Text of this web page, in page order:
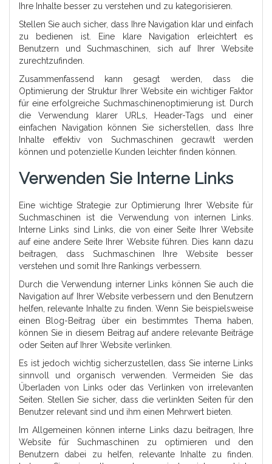
Ihre Inhalte besser zu verstehen und zu kategorisieren.
Stellen Sie auch sicher, dass Ihre Navigation klar und einfach
zu bedienen ist. Eine klare Navigation erleichtert es
Benutzern und Suchmaschinen, sich auf Ihrer Website
zurechtzufinden.
Zusammenfassend kann gesagt werden, dass die
Optimierung der Struktur Ihrer Website ein wichtiger Faktor
für eine erfolgreiche Suchmaschinenoptimierung ist. Durch
die Verwendung klarer URLs, Header-Tags und einer
einfachen Navigation können Sie sicherstellen, dass Ihre
Inhalte effektiv von Suchmaschinen gecrawlt werden
können und potenzielle Kunden leichter finden können.
Verwenden Sie Interne Links
Eine wichtige Strategie zur Optimierung Ihrer Website für
Suchmaschinen ist die Verwendung von internen Links.
Interne Links sind Links, die von einer Seite Ihrer Website
auf eine andere Seite Ihrer Website führen. Dies kann dazu
beitragen, dass Suchmaschinen Ihre Website besser
verstehen und somit Ihre Rankings verbessern.
Durch die Verwendung interner Links können Sie auch die
Navigation auf Ihrer Website verbessern und den Benutzern
helfen, relevante Inhalte zu finden. Wenn Sie beispielsweise
einen Blog-Beitrag über ein bestimmtes Thema haben,
können Sie in diesem Beitrag auf andere relevante Beiträge
oder Seiten auf Ihrer Website verlinken.
Es ist jedoch wichtig sicherzustellen, dass Sie interne Links
sinnvoll und organisch verwenden. Vermeiden Sie das
Überladen von Links oder das Verlinken von irrelevanten
Seiten. Stellen Sie sicher, dass die verlinkten Seiten für den
Benutzer relevant sind und ihm einen Mehrwert bieten.
Im Allgemeinen können interne Links dazu beitragen, Ihre
Website für Suchmaschinen zu optimieren und den
Benutzern dabei zu helfen, relevante Inhalte zu finden.